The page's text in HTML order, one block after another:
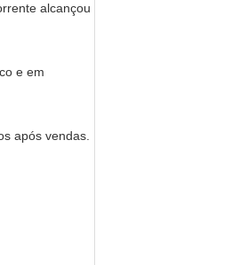
alcançou
e em
após vendas.